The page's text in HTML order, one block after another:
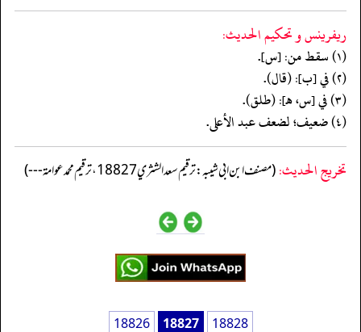
ريفرينس و تحكيم الحدیث:
(١) سقط من: [س].
(٢) في [ب]: (قال).
(٣) في [س، هـ]: (طلق).
(٤) ضعيف؛ لضعف عبد الأعلى.
تخریج الحدیث:(مصنف ابن ابي شيبه: ترقيم سعد الشثري 18827، ترقيم محمد عوامة ---)
18826 18827 18828